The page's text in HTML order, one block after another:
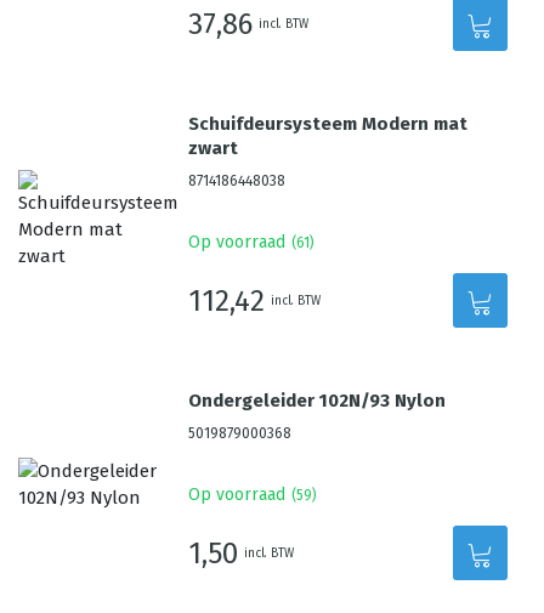
37,86 incl. BTW
Schuifdeursysteem Modern mat
zwart
8714186448038
Op voorraad (61 )
112,42 incl. BTW
Ondergeleider 102N/93 Nylon
5019879000368
Op voorraad (59)
1,50 incl. BTW